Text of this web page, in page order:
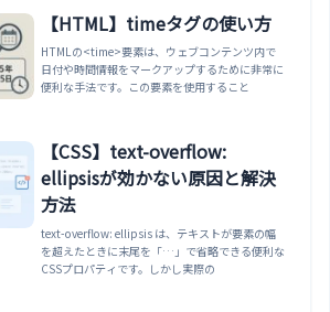
【HTML】timeタグの使い方
HTMLの<time>要素は、ウェブコンテンツ内で
日付や時間情報をマークアップするために非常に
便利な手法です。この要素を使用すること
【CSS】text-overflow:
ellipsisが効かない原因と解決
方法
text-overflow: ellipsis は、テキストが要素の幅
を超えたときに末尾を「…」で省略できる便利な
CSSプロパティです。しかし実際の